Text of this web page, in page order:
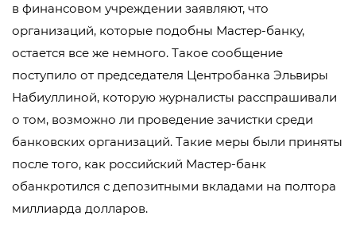
в финансовом учреждении заявляют, что
организаций, которые подобны Мастер-банку,
остается все же немного. Такое сообщение
поступило от председателя Центробанка Эльвиры
Набиуллиной, которую журналисты расспрашивали
о том, возможно ли проведение зачистки среди
банковских организаций. Такие меры были приняты
после того, как российский Мастер-банк
обанкротился с депозитными вкладами на полтора
миллиарда долларов.